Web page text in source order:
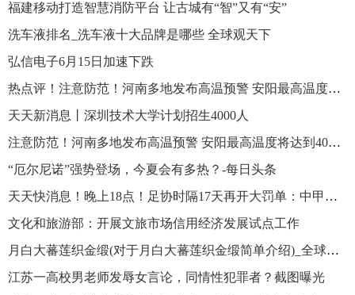
福建移动打造智慧消防平台 让古城有“智”又有“安”
洗车液排名_洗车液十大品牌是哪些 全球观天下
弘信电子6月15日加速下跌
热点评！注意防范！河南多地发布高温预警 安阳最高温度将达到40℃以上
天天新消息丨深圳技术大学计划招生4000人
注意防范！河南多地发布高温预警 安阳最高温度将达到40℃以上
“厄尔尼诺”强势登场，今夏会有多热？-每日头条
天天快消息！晚上18点！足协时隔17天再开大罚单：中甲球员凌空连环踢还装无辜
文化和旅游部：开展文旅市场信用经济发展试点工作
月白大蕃莲织金缎(对于月白大蕃莲织金缎简单介绍)_全球热推荐
江苏一高校男老师发辱女言论，同情性犯罪者？截图曝光